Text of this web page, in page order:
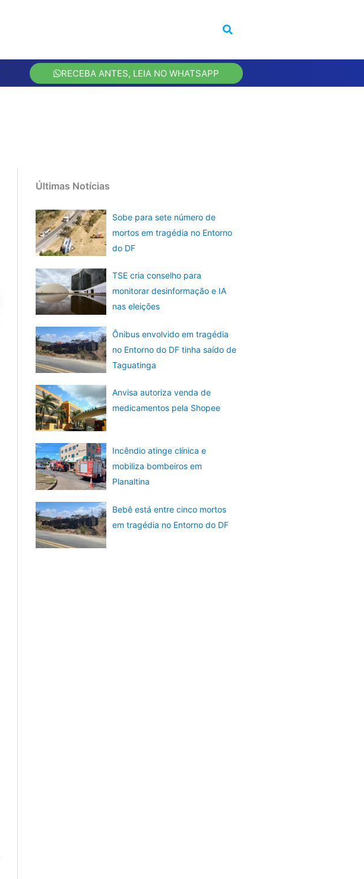
RECEBA ANTES, LEIA NO WHATSAPP
Últimas Notícias
Sobe para sete número de
mortos em tragédia no Entorno
do DF
TSE cria conselho para
monitorar desinformação e IA
nas eleições
Ônibus envolvido em tragédia
no Entorno do DF tinha saído de
Taguatinga
Anvisa autoriza venda de
medicamentos pela Shopee
Incêndio atinge clínica e
mobiliza bombeiros em
Planaltina
Bebê está entre cinco mortos
em tragédia no Entorno do DF